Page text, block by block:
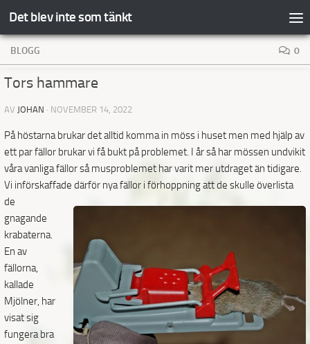
Hoppa till innehåll
Det blev inte som tänkt
BLOGG 0
Tors hammare
AV JOHAN · NOVEMBER 14, 2022
På höstarna brukar det alltid komma in möss i huset men med hjälp av
ett par fällor brukar vi få bukt på problemet. I år så har mössen undvikit
våra vanliga fällor så musproblemet har varit mer utdraget än tidigare.
Vi införskaffade därför nya fällor i förhoppning att de skulle överlista
de
gnagande
krabaterna.
En av
fällorna,
kallade
Mjölner, har
visat sig
fungera bra